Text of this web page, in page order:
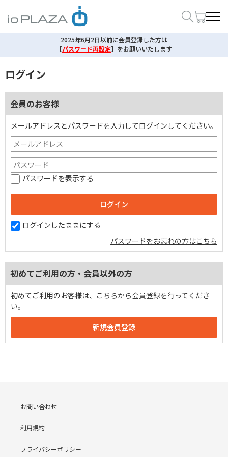
2025年6月2日以前に会員登録した方は
【パスワード再設定】 をお願いいたします
ログイン
会員のお客様
メールアドレスとパスワードを入力してログインしてください。
パスワードを表示する
ログインしたままにする
パスワードをお忘れの方はこちら
初めてご利用の方・会員以外の方
初めてご利用のお客様は、こちらから会員登録を行ってくださ
い。
お問い合わせ
利用規約
プライバシーポリシー